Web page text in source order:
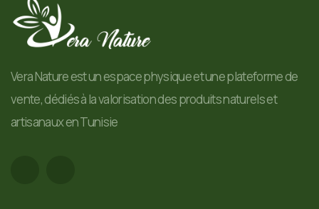
Vera Nature est un espace physique et une plateforme de
vente, dédiés à la valorisation des produits naturels et
artisanaux en Tunisie